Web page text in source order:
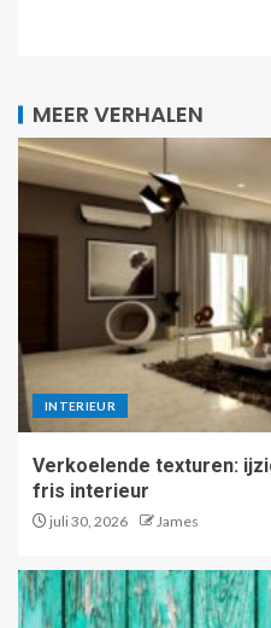
MEER VERHALEN
INTERIEUR
Verkoelende texturen:
fris interieur
juli 30, 2026 James